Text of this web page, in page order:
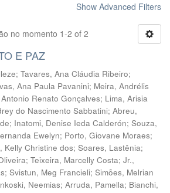
Show Advanced Filters
no momento 1-2 of 2
E PAZ
; Tavares, Ana Cláudia Ribeiro;
Ana Paula Pavanini; Meira, Andrélis
Renato Gonçalves; Lima, Arisia
do Nascimento Sabbatini; Abreu,
; Inatomi, Denise Ieda Calderón; Souza,
Ewelyn; Porto, Giovane Moraes;
Kelly Christine dos; Soares, Lastênia;
; Teixeira, Marcelly Costa; Jr.,
; Svistun, Meg Francieli; Simões, Melrian
Neemias; Arruda, Pamella; Bianchi,